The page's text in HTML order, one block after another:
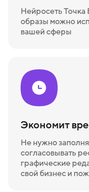
Нейросеть Точка
образы можно
вашей сферы
Экономит
Не нужно
согласовывать
графические
свой бизнес и